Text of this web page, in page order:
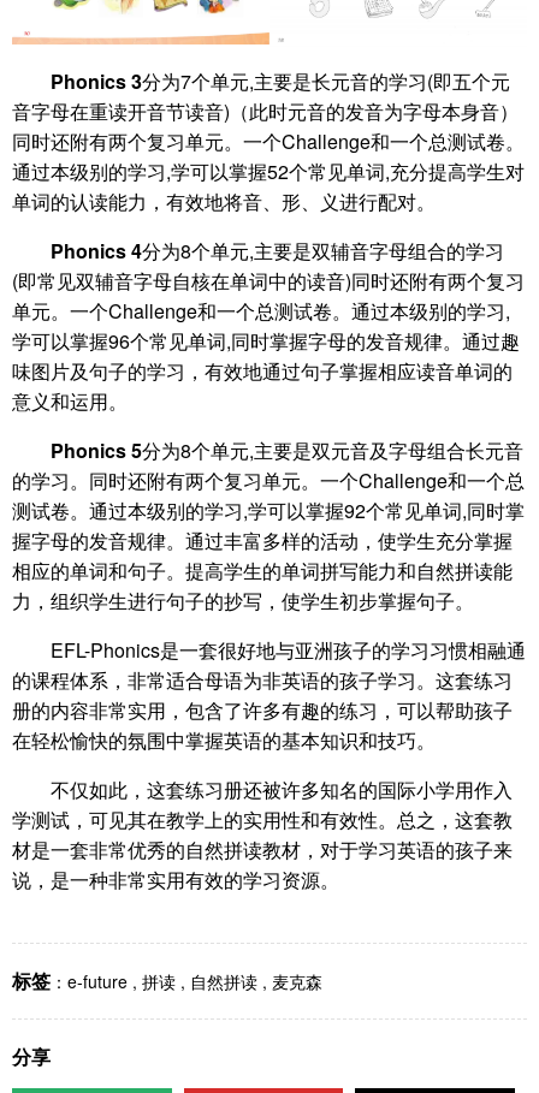
Phonics 3分为7个单元,主要是长元音的学习(即五个元
音字母在重读开音节读音)（此时元音的发音为字母本身音）
同时还附有两个复习单元。一个Challenge和一个总测试卷。
通过本级别的学习,学可以掌握52个常见单词,充分提高学生对
单词的认读能力，有效地将音、形、义进行配对。
Phonics 4分为8个单元,主要是双辅音字母组合的学习
(即常见双辅音字母自核在单词中的读音)同时还附有两个复习
单元。一个Challenge和一个总测试卷。通过本级别的学习,
学可以掌握96个常见单词,同时掌握字母的发音规律。通过趣
味图片及句子的学习，有效地通过句子掌握相应读音单词的
意义和运用。
Phonics 5分为8个单元,主要是双元音及字母组合长元音
的学习。同时还附有两个复习单元。一个Challenge和一个总
测试卷。通过本级别的学习,学可以掌握92个常见单词,同时掌
握字母的发音规律。通过丰富多样的活动，使学生充分掌握
相应的单词和句子。提高学生的单词拼写能力和自然拼读能
力，组织学生进行句子的抄写，使学生初步掌握句子。
EFL-Phonics是一套很好地与亚洲孩子的学习习惯相融通
的课程体系，非常适合母语为非英语的孩子学习。这套练习
册的内容非常实用，包含了许多有趣的练习，可以帮助孩子
在轻松愉快的氛围中掌握英语的基本知识和技巧。
不仅如此，这套练习册还被许多知名的国际小学用作入
学测试，可见其在教学上的实用性和有效性。总之，这套教
材是一套非常优秀的自然拼读教材，对于学习英语的孩子来
说，是一种非常实用有效的学习资源。
标签 ： e-future , 拼读 , 自然拼读 , 麦克森
分享